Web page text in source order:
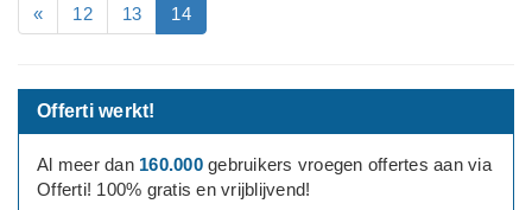
« 12 13 14
Offerti werkt!
Al meer dan 160.000gebruikers vroegen offertes aan via
Offerti! 100% gratis en vrijblijvend!